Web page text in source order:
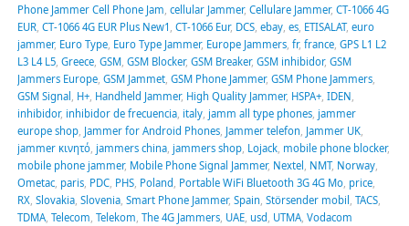
Phone Jammer Cell Phone Jam cellular Jammer, Cellulare Jammer, CT-1066 4G
EUR, CT-1066 4G EUR Plus New1 CT-1066 Eur, DCS, ebay, es, ETISALAT, euro
jammer, Euro Type, Euro Type Jammer, Europe Jammers, fr, france, GPS L1 L2
L3 L4 L5, Greece, GSM, GSM Blocker, GSM Breaker, GSM inhibidor, GSM
Jammers Europe, GSM Jammet, GSM Phone Jammer, GSM Phone Jammers,
GSM Signal H+, Handheld Jammer, High Quality Jammer, HSPA+, IDEN
inhibidor, inhibidor de frecuencia, italy, jamm all type phones, jammer
europe shop, Jammer for Android Phones, Jammer telefon Jammer UK,
jammer κινητό, jammers china, jammers shop, Lojack, mobile phone blocker,
mobile phone jammer, Mobile Phone Signal Jammer, Nextel NMT, Norway,
Ometac, paris, PDC, PHS, Poland Portable WiFi Bluetooth 3G 4G Mo, price,
RX, Slovakia, Slovenia, Smart Phone Jammer, Spain Störsender mobil TACS,
TDMA, Telecom Telekom The 4G Jammers, UAE, usd UTMA, Vodacom